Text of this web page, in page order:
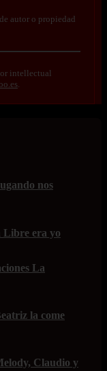
autor o propiedad
intellectual
nos
Libre era yo
La
la come
Claudio y